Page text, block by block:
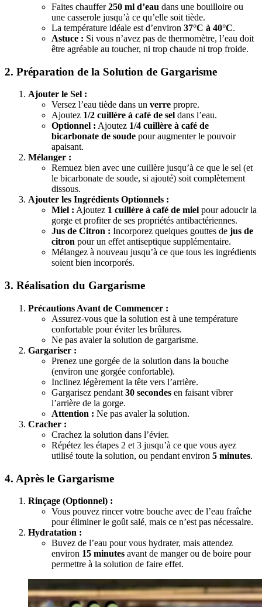
Faites chauffer250 ml d’eau dans une bouilloire ou
une casserole jusqu’à ce qu’elle soit tiède.
La température idéale est d’environ 37°C à 40°C.
Astuce : Si vous n’avez pas de thermomètre, l’eau doit
être agréable au toucher, ni trop chaude ni trop froide.
2. Préparation de la Solution de Gargarisme
Ajouter le Sel :
Versez l’eau tiède dans un verre propre.
Ajoutez 1/2 cuillère à café de sel dans l’eau.
Optionnel : Ajoutez 1/4 cuillère à café de
bicarbonate de soude pour augmenter le pouvoir
apaisant.
Mélanger :
Remuez bien avec une cuillère jusqu’à ce que le sel (et
le bicarbonate de soude, si ajouté) soit complètement
dissous.
Ajouter les Ingrédients Optionnels :
Miel : Ajoutez 1 cuillère à café de miel pour adoucir la
gorge et profiter de ses propriétés antibactériennes.
Jus de Citron : Incorporez quelques gouttes de jus de
citron pour un effet antiseptique supplémentaire.
Mélangez à nouveau jusqu’à ce que tous les ingrédients
soient bien incorporés.
3. Réalisation du Gargarisme
Précautions Avant de Commencer :
Assurez-vous que la solution est à une température
confortable pour éviter les brûlures.
Ne pas avaler la solution de gargarisme.
Gargariser :
Prenez une gorgée de la solution dans la bouche
(environ une gorgée confortable).
Inclinez légèrement la tête vers l’arrière.
Gargarisez pendant 30 secondes en faisant vibrer
l’arrière de la gorge.
Attention : Ne pas avaler la solution.
Cracher :
Crachez la solution dans l’évier.
Répétez les étapes 2 et 3 jusqu’à ce que vous ayez
utilisé toute la solution, ou pendant environ 5 minutes.
4. Après le Gargarisme
Rinçage (Optionnel) :
Vous pouvez rincer votre bouche avec de l’eau fraîche
pour éliminer le goût salé, mais ce n’est pas nécessaire.
Hydratation :
Buvez de l’eau pour vous hydrater, mais attendez
environ 15 minutes avant de manger ou de boire pour
permettre à la solution de faire effet.